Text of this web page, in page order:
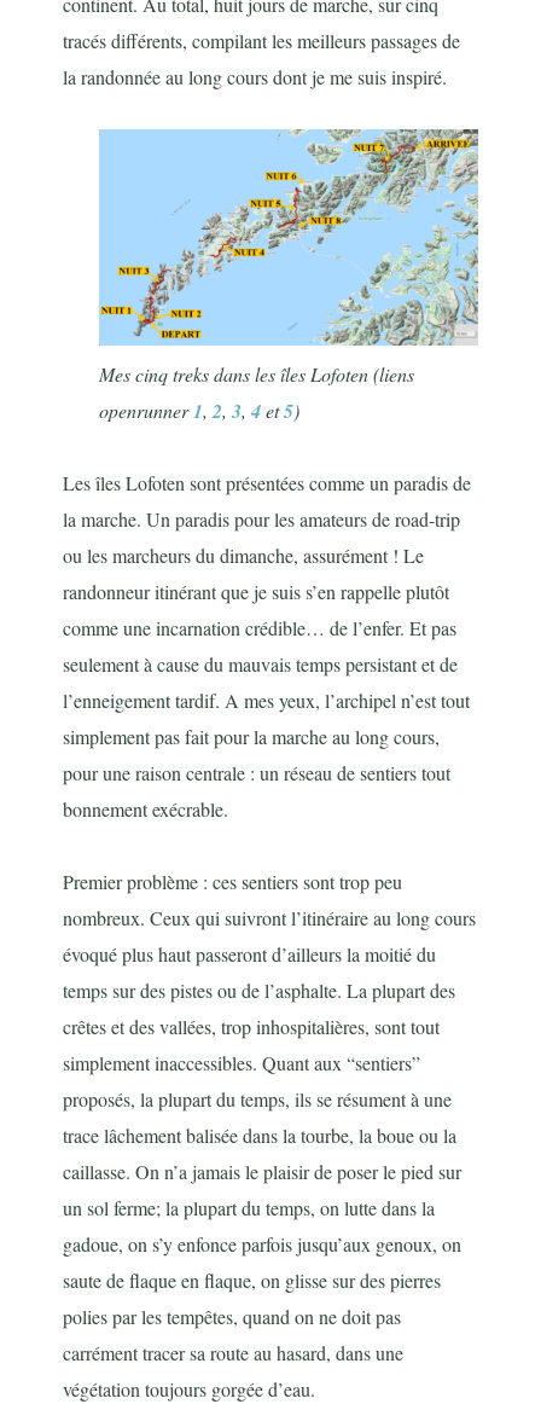
tracés différents, compilant les meilleurs passages de
la randonnée au long cours dont je me suis inspiré.
Mes cinq treks dans les îles Lofoten (liens
openrunner1,2,3,4et5)
Les îles Lofoten sont présentées comme un paradis de
la marche. Un paradis pour les amateurs de road-trip
ou les marcheurs du dimanche, assurément ! Le
randonneur itinérant que je suis s’en rappelle plutôt
comme une incarnation crédible… de l’enfer. Et pas
seulement à cause du mauvais temps persistant et de
l’enneigement tardif. A mes yeux, l’archipel n’est tout
simplement pas fait pour la marche au long cours,
pour une raison centrale : un réseau de sentiers tout
bonnement exécrable.
Premier problème : ces sentiers sont trop peu
nombreux. Ceux qui suivront l’itinéraire au long cours
évoqué plus haut passeront d’ailleurs la moitié du
temps sur des pistes ou de l’asphalte. La plupart des
crêtes et des vallées, trop inhospitalières, sont tout
simplement inaccessibles. Quant aux “sentiers”
proposés, la plupart du temps, ils se résument à une
trace lâchement balisée dans la tourbe, la boue ou la
caillasse. On n’a jamais le plaisir de poser le pied sur
un sol ferme; la plupart du temps, on lutte dans la
gadoue, on s’y enfonce parfois jusqu’aux genoux, on
saute de flaque en flaque, on glisse sur des pierres
polies par les tempêtes, quand on ne doit pas
carrément tracer sa route au hasard, dans une
végétation toujours gorgée d’eau.